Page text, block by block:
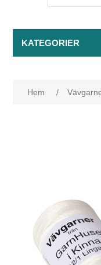
KATEGORIER
Hem /